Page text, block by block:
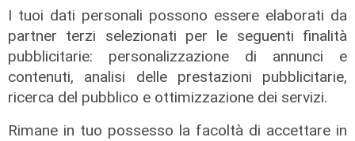
I tuoi dati personali possono essere elaborati da
partner terzi selezionati per le seguenti finalità
pubblicitarie: personalizzazione di annunci e
contenuti, analisi delle prestazioni pubblicitarie,
ricerca del pubblico e ottimizzazione dei servizi.
Rimane in tuo possesso la facoltà di accettare in
ALTRE NOTIZIE